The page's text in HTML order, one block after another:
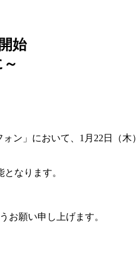
始
ン」において、1月22日（木
なります。
お願い申し上げます。